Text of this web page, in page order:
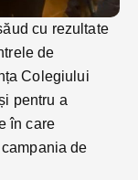
cu rezultate
de
Colegiului
pentru a
în care
de